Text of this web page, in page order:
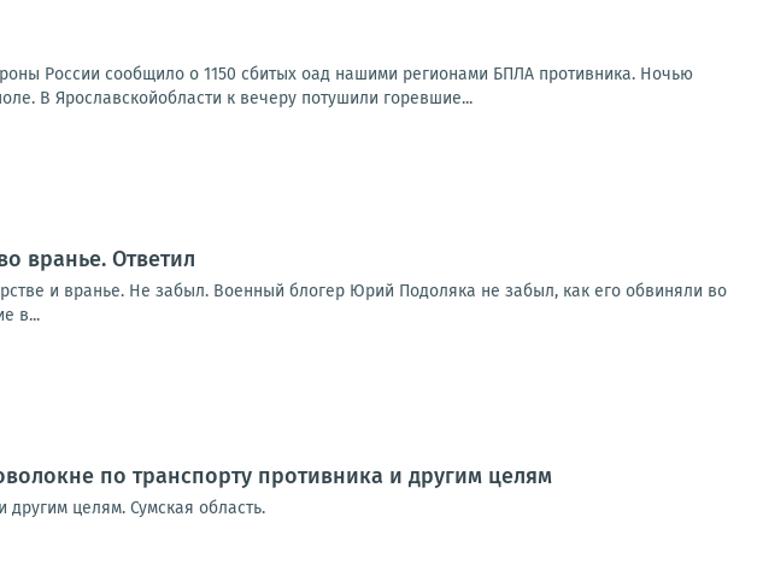
России сообщило о 1150 сбитых оад нашими регионами БПЛА противника. Ночью
В Ярославскойобласти к вечеру потушили горевшие...
вранье. Ответил
и вранье. Не забыл. Военный блогер Юрий Подоляка не забыл, как его обвиняли во
в...
по транспорту противника и другим целям
целям. Сумская область.